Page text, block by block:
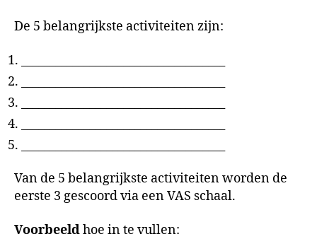
De 5 belangrijkste activiteiten zijn:
Van de 5 belangrijkste activiteiten worden de
eerste 3 gescoord via een VAS schaal.
Voorbeeldhoe in te vullen: